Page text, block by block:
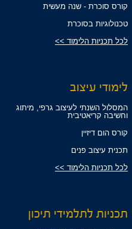
קורס סוכרת - שנה מעשית
טכנולוגיות בסוכרת
לכל תכניות הלימוד >>
לימודי עיצוב
המסלול השנתי לעיצוב גרפי, מיתוג
וחשיבה קריאטיבית
קורס הום דיזיין
תכנית עיצוב פנים
לכל תכניות הלימוד >>
תכניות לתלמידי תיכון